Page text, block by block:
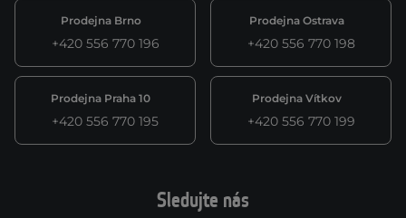
Prodejna Brno
+420 556 770 196
Prodejna Ostrava
+420 556 770 198
Prodejna Praha 10
+420 556 770 195
Prodejna Vítkov
+420 556 770 199
Sledujte nás